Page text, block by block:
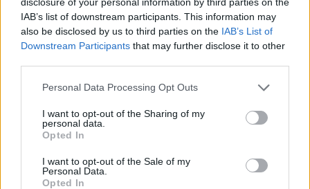
IAB’s list of downstream participants. This information may
also be disclosed by us to third parties on the IAB’s List of
Downstream Participants that may further disclose it to other
Personal Data Processing Opt Outs
I want to opt-out of the Sharing of my
personal data.
Opted In
I want to opt-out of the Sale of my
Personal Data.
Opted In